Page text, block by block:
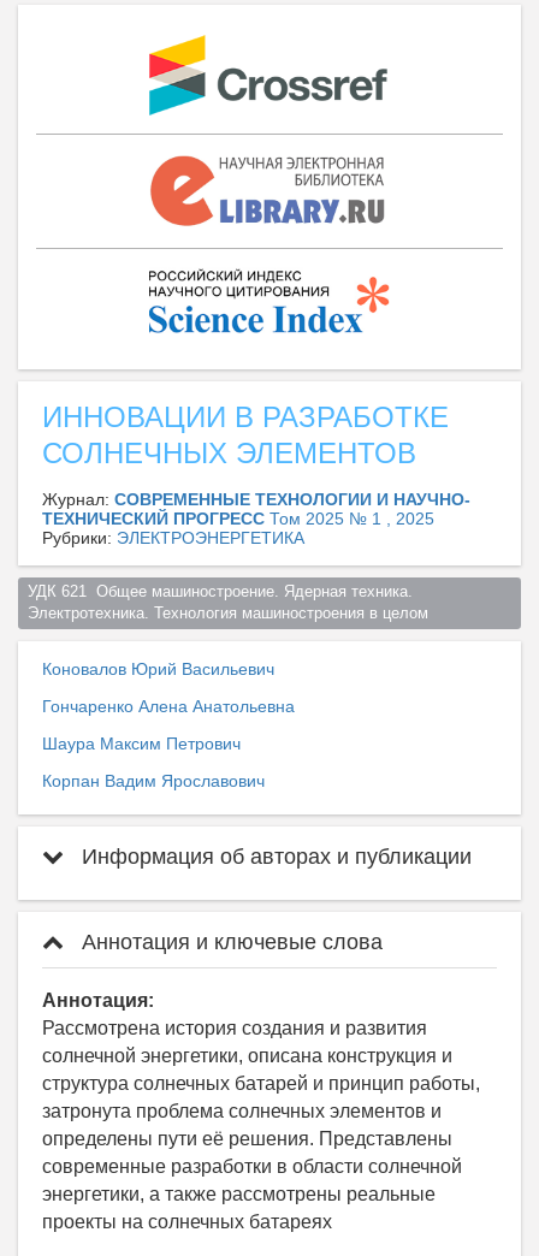
ИННОВАЦИИ В РАЗРАБОТКЕ
СОЛНЕЧНЫХ ЭЛЕМЕНТОВ
Журнал: СОВРЕМЕННЫЕ ТЕХНОЛОГИИ И НАУЧНО-
ТЕХНИЧЕСКИЙ ПРОГРЕСС Том 2025 № 1 , 2025
Рубрики: ЭЛЕКТРОЭНЕРГЕТИКА
УДК 621  Общее машиностроение. Ядерная техника.
Электротехника. Технология машиностроения в целом
Коновалов Юрий Васильевич
Гончаренко Алена Анатольевна
Шаура Максим Петрович
Корпан Вадим Ярославович
Информация об авторах и публикации
Аннотация и ключевые слова
Аннотация:
Рассмотрена история создания и развития
солнечной энергетики, описана конструкция и
структура солнечных батарей и принцип работы,
затронута проблема солнечных элементов и
определены пути её решения. Представлены
современные разработки в области солнечной
энергетики, а также рассмотрены реальные
проекты на солнечных батареях